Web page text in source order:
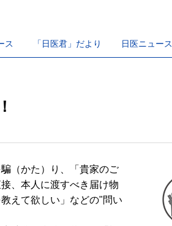
ス 「日医君」だより 日医ニュース
（かた）り、「貴家のご
、本人に渡すべき届け物
えて欲しい」などの"問い